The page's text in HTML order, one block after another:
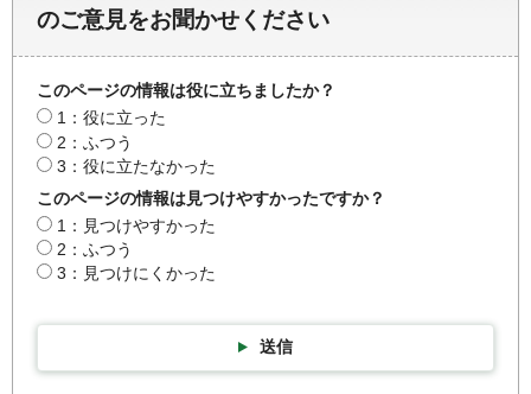
のご意見をお聞かせください
このページの情報は役に立ちましたか？
1：役に立った
2：ふつう
3：役に立たなかった
このページの情報は見つけやすかったですか？
1：見つけやすかった
2：ふつう
3：見つけにくかった
送信